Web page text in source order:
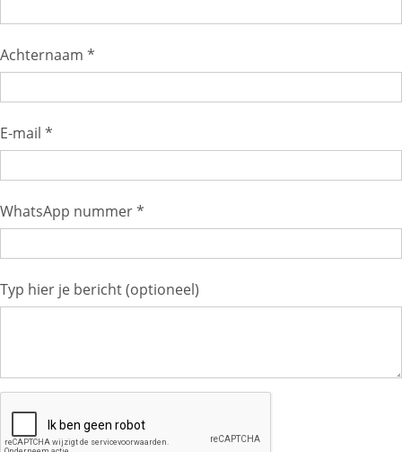
Achternaam *
E-mail *
WhatsApp nummer *
Typ hier je bericht (optioneel)